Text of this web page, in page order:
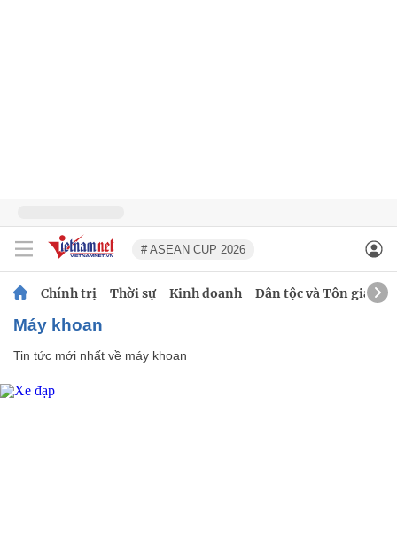
# ASEAN CUP 2026
Chính trị Thời sự Kinh doanh Dân tộc và Tôn giáo
máy khoan
Tin tức mới nhất về máy khoan